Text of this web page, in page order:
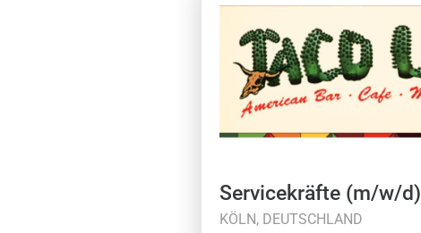
Servicekräfte (m/w/d)
KÖLN, DEUTSCHLAND